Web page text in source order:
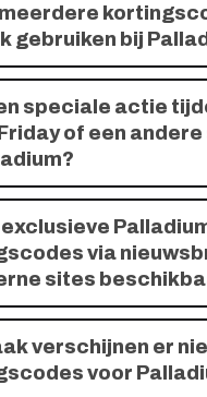
meerdere
gebruiken bij
speciale actie
of een andere
via
sites
verschijnen er
voor